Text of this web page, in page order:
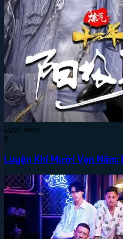
Lượt xem:
6
Luyện Khí Mười Vạn